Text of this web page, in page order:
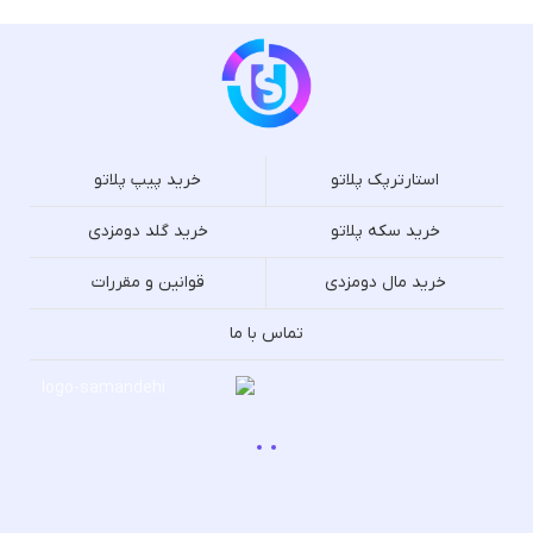
استارترپک پلاتو خرید پیپ پلاتو
خرید سکه پلاتو خرید گلد دومزدی
خرید مال دومزدی قوانین و مقررات
تماس با ما